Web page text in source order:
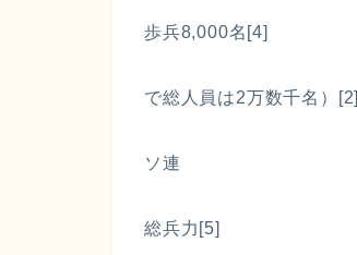
歩兵8,000名[4]
で総人員は2万数千名）[2]
ソ連
総兵力[5]